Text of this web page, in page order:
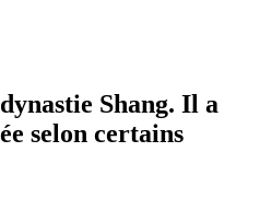
Shang. Il a
selon certains